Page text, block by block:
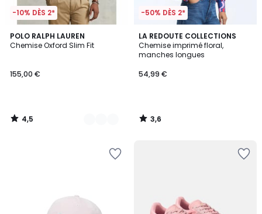
-10% DÈS 2*
POLO RALPH LAUREN
Chemise Oxford Slim Fit
155,00 €
4,5
/ 5
3
Couleurs
4,5
/
-50% DÈS 2*
LA REDOUTE COLLECTIONS
Chemise imprimé floral,
manches longues
54,99 €
3,6
/ 5
3,6
/